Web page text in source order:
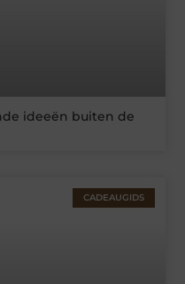
ideeën buiten de
CADEAUGIDS